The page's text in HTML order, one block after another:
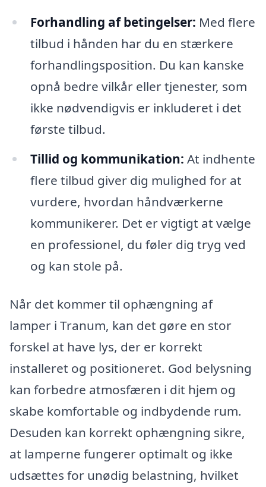
Forhandling af betingelser: Med flere
tilbud i hånden har du en stærkere
forhandlingsposition. Du kan kanske
opnå bedre vilkår eller tjenester, som
ikke nødvendigvis er inkluderet i det
første tilbud.
Tillid og kommunikation: At indhente
flere tilbud giver dig mulighed for at
vurdere, hvordan håndværkerne
kommunikerer. Det er vigtigt at vælge
en professionel, du føler dig tryg ved
og kan stole på.
Når det kommer til ophængning af
lamper i Tranum, kan det gøre en stor
forskel at have lys, der er korrekt
installeret og positioneret. God belysning
kan forbedre atmosfæren i dit hjem og
skabe komfortable og indbydende rum.
Desuden kan korrekt ophængning sikre,
at lamperne fungerer optimalt og ikke
udsættes for unødig belastning, hvilket